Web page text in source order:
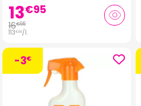
13€95
16€95
113€00/l.
-3€